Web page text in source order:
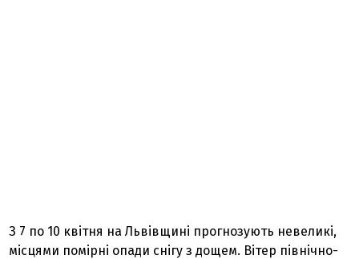
З 7 по 10 квітня на Львівщині прогнозують невеликі,
місцями помірні опади снігу з дощем. Вітер північно-